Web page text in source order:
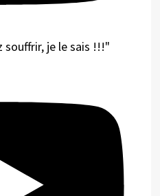
souffrir, je le sais !!!"